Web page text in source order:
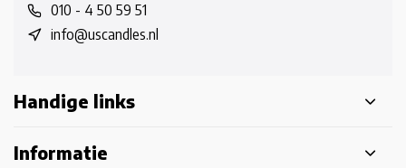
010 - 4 50 59 51
info@uscandles.nl
Handige links
Informatie